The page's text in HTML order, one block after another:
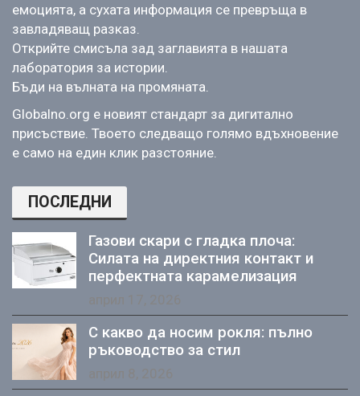
емоцията, а сухата информация се превръща в
завладяващ разказ.
Открийте смисъла зад заглавията в нашата
лаборатория за истории.
Бъди на вълната на промяната.
Globalno.org е новият стандарт за дигитално
присъствие. Твоето следващо голямо вдъхновение
е само на един клик разстояние.
ПОСЛЕДНИ
Газови скари с гладка плоча:
Силата на директния контакт и
перфектната карамелизация
април 17, 2026
С какво да носим рокля: пълно
ръководство за стил
април 8, 2026